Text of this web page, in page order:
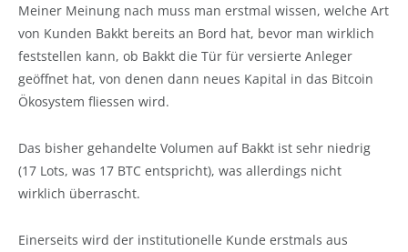
Meiner Meinung nach muss man erstmal wissen, welche Art
von Kunden Bakkt bereits an Bord hat, bevor man wirklich
feststellen kann, ob Bakkt die Tür für versierte Anleger
geöffnet hat, von denen dann neues Kapital in das Bitcoin
Ökosystem fliessen wird.
Das bisher gehandelte Volumen auf Bakkt ist sehr niedrig
(17 Lots, was 17 BTC entspricht), was allerdings nicht
wirklich überrascht.
Einerseits wird der institutionelle Kunde erstmals aus